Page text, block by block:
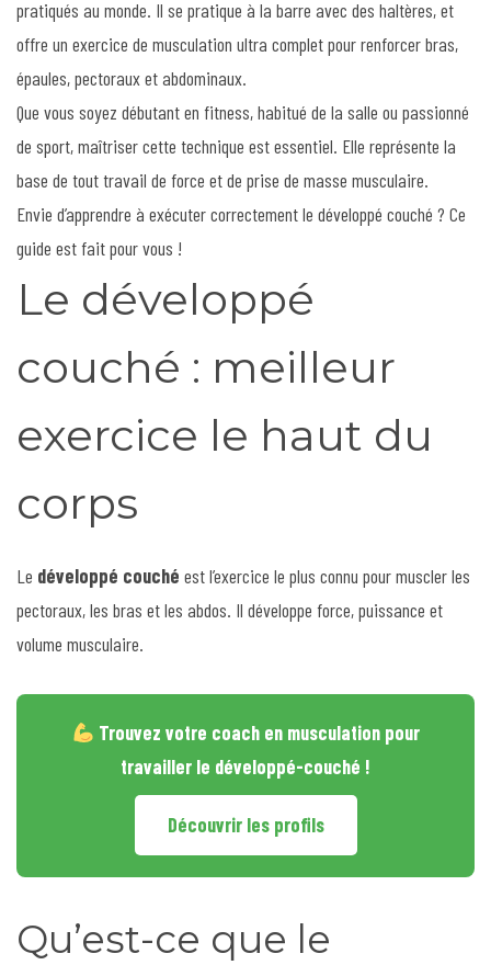
pratiqués au monde. Il se pratique à la barre avec des haltères, et
offre un exercice de musculation ultra complet pour renforcer bras,
épaules, pectoraux et abdominaux.
Que vous soyez débutant en fitness, habitué de la salle ou passionné
de sport, maîtriser cette technique est essentiel. Elle représente la
base de tout travail de force et de prise de masse musculaire.
Envie d’apprendre à exécuter correctement le développé couché ? Ce
guide est fait pour vous !
Le développé
couché : meilleur
exercice le haut du
corps
Le développé couché est l’exercice le plus connu pour muscler les
pectoraux, les bras et les abdos. Il développe force, puissance et
volume musculaire.
Trouvez votre coach en musculation pour
travailler le développé-couché !
Découvrir les profils
Qu’est-ce que le